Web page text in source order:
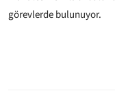
görevlerde bulunuyor.